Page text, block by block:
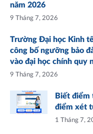
năm 2026
9 Tháng 7, 2026
Trường Đại học Kinh
công bố ngưỡng bảo
vào đại học chính quy
9 Tháng 7, 2026
Biết điểm
điểm xét
1 Tháng 7,